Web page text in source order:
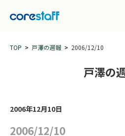
TOP 戸澤の週報 2006/12/10
戸澤の
2006年12月10日
2006/12/10